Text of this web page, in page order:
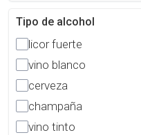
Tipo de alcohol
licor fuerte
vino blanco
cerveza
champaña
vino tinto